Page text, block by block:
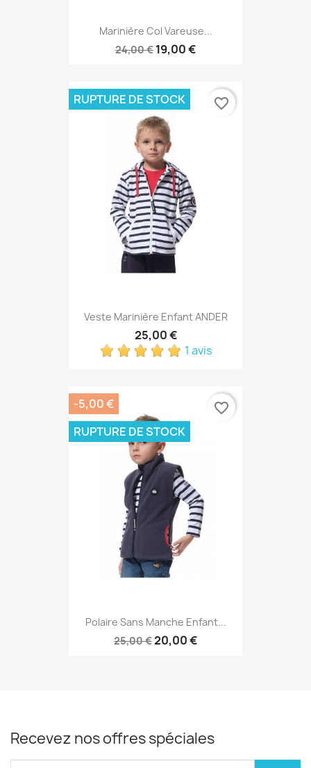
Marinière Col Vareuse...
24,00 € 19,00 €
Veste Marinière Enfant ANDER
25,00 €
1 avis
RUPTURE DE STOCK favorite_border
Polaire Sans Manche Enfant...
25,00 €20,00 €
-5,00 €
RUPTURE DE STOCK
favorite_border
Recevez nos offres spéciales